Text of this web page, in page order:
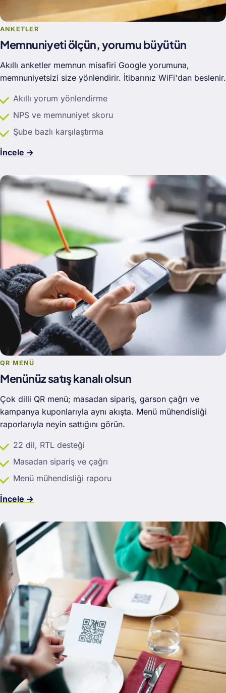
ANKETLER
Memnuniyeti ölçün, yorumu büyütün
Akıllı anketler memnun misafiri Google yorumuna,
memnuniyetsizi size yönlendirir. İtibarınız WiFi'dan beslenir.
Akıllı yorum yönlendirme
NPS ve memnuniyet skoru
Şube bazlı karşılaştırma
İncele →
QR MENÜ
Menünüz satış kanalı olsun
Çok dilli QR menü; masadan sipariş, garson çağrı ve
kampanya kuponlarıyla aynı akışta. Menü mühendisliği
raporlarıyla neyin sattığını görün.
22 dil, RTL desteği
Masadan sipariş ve çağrı
Menü mühendisliği raporu
İncele →